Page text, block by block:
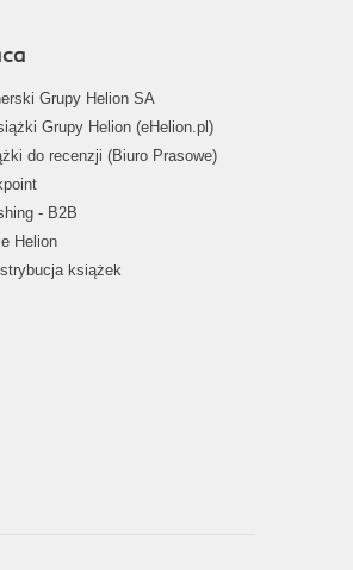
Grupy Helion SA
Grupy Helion (eHelion.pl)
do recenzji (Biuro Prasowe)
- B2B
Helion
książek